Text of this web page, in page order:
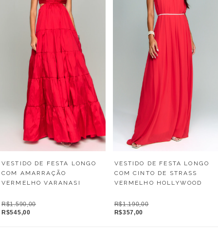
VESTIDO DE FESTA LONGO
COM AMARRAÇÃO
VERMELHO VARANASI
R$1.590,00
R$545,00
VESTIDO DE FESTA LONGO
COM CINTO DE STRASS
VERMELHO HOLLYWOOD
R$1.190,00
R$357,00